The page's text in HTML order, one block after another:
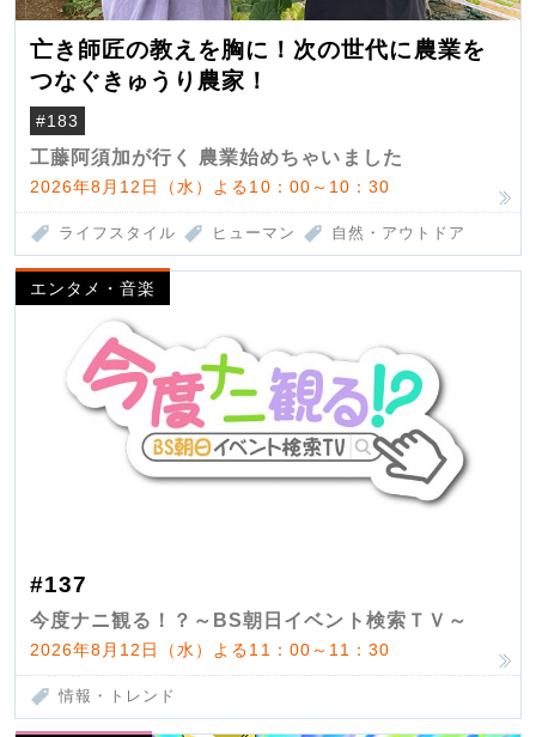
亡き師匠の教えを胸に！次の世代に農業を
つなぐきゅうり農家！
#183
工藤阿須加が行く 農業始めちゃいました
2026年8月12日（水）よる10：00～10：30
ライフスタイル ヒューマン 自然・アウトドア
エンタメ・音楽
#137
今度ナニ観る！？～BS朝日イベント検索ＴＶ～
2026年8月12日（水）よる11：00～11：30
情報・トレンド